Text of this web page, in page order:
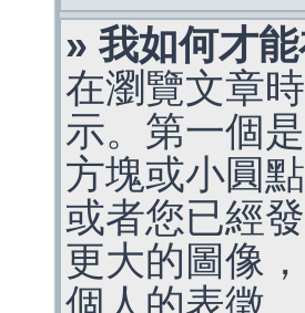
» 我如何才
在瀏覽文章
示。第一個
方塊或小圓
或者您已經
更大的圖像
個人的表徵